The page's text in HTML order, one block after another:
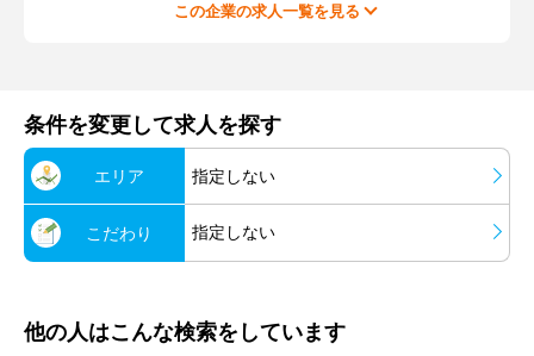
この企業の求人一覧を見る
条件を変更して求人を探す
エリア 指定しない
こだわり 指定しない
他の人はこんな検索をしています